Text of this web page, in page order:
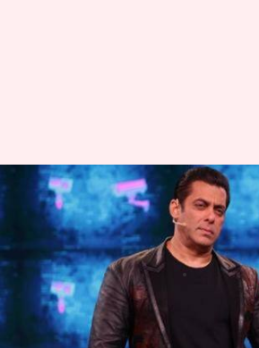
लॉकडाउन में किसी
सुपरहिट शो 'बिग बॉस
पड़ा बंद
लेखन भावना साहनी Apr 16, 2020 04:44 pm
क्या है खबर?